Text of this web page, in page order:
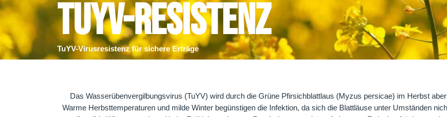
TuYV-Resistenz
TuYV-Virusresistenz für sichere Erträge
Das Wasserübenvergilbungsvirus (TuYV) wird durch die Grüne Pfirsichblattlaus (Myzus persicae) im Herbst
Warme Herbsttemperaturen und milde Winter begünstigen die Infektion, da sich die Blattläuse unter Umständen